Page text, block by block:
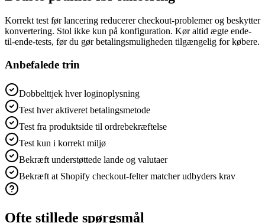
Korrekt test før lancering reducerer checkout-problemer og beskytter
konvertering. Stol ikke kun på konfiguration. Kør altid ægte ende-
til-ende-tests, før du gør betalingsmuligheden tilgængelig for købere.
Anbefalede trin
Dobbelttjek hver loginoplysning
Test hver aktiveret betalingsmetode
Test fra produktside til ordrebekræftelse
Test kun i korrekt miljø
Bekræft understøttede lande og valutaer
Bekræft at Shopify checkout-felter matcher udbyders krav
Ofte stillede spørgsmål